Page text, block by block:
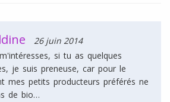
26 juin 2014
si tu as quelques
je suis preneuse, car pour le
mes petits producteurs préférés ne
de bio…